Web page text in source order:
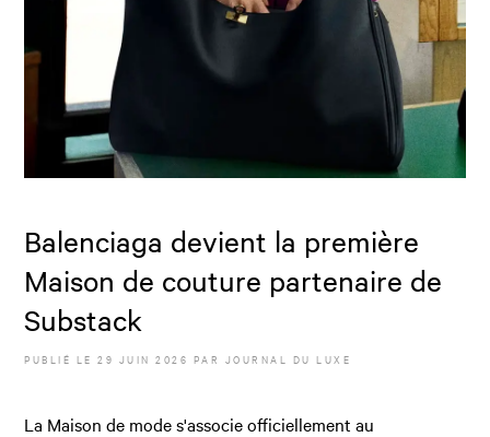
Balenciaga devient la première
Maison de couture partenaire de
Substack
PUBLIÉ LE29 JUIN 2026 PAR JOURNAL DU LUXE
La Maison de mode s'associe officiellement au